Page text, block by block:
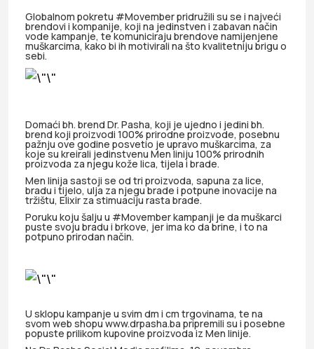
Globalnom pokretu #Movember pridružili su se i najveći
brendovi i kompanije, koji na jedinstven i zabavan način
vode kampanje, te komuniciraju brendove namijenjene
muškarcima, kako bi ih motivirali na što kvalitetniju brigu o
sebi.
Domaći bh. brend Dr. Pasha, koji je ujedno i jedini bh.
brend koji proizvodi 100% prirodne proizvode, posebnu
pažnju ove godine posvetio je upravo muškarcima, za
koje su kreirali jedinstvenu Men liniju 100% prirodnih
proizvoda za njegu kože lica, tijela i brade.
Men linija sastoji se od tri proizvoda, sapuna za lice,
bradu i tijelo, ulja za njegu brade i potpune inovacije na
tržištu, Elixir za stimuaciju rasta brade.
Poruku koju šalju u #Movember kampanji je da muškarci
puste svoju bradu i brkove, jer ima ko da brine, i to na
potpuno prirodan način.
U sklopu kampanje u svim dm i cm trgovinama, te na
svom web shopu www.drpasha.ba pripremili su i posebne
popuste prilikom kupovine proizvoda iz Men linije.